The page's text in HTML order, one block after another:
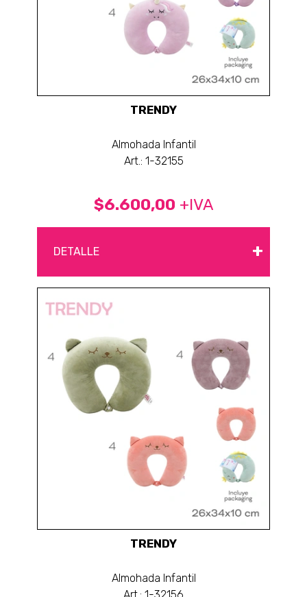
TRENDY
Almohada Infantil
Art.: 1-32155
$6.600,00 +IVA
DETALLE +
TRENDY
Almohada Infantil